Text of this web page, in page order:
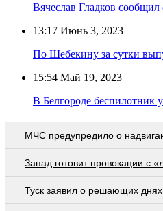
Вячеслав Гладков
13:17 Июнь 3, 2023
По Шебекину за сутки
15:54 Май 19, 2023
В Белгороде беспилотник
МЧС предупредило о
Запад готовит провокации с
Туск заявил о решающих днях